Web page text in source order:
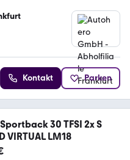
Kontakt Parken
30 TFSI 2x S
VIRTUAL LM18